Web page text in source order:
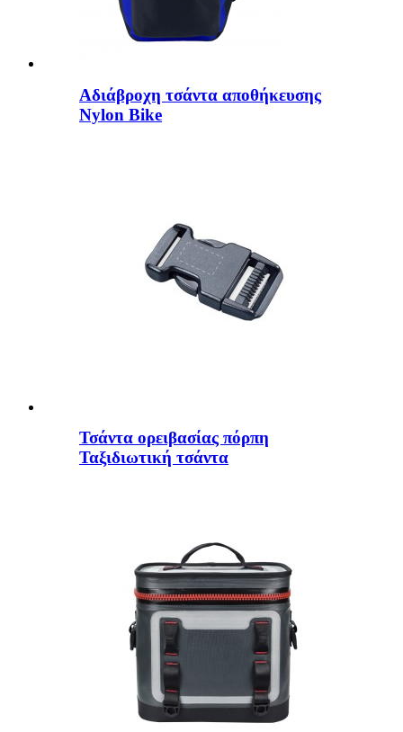
Αδιάβροχη τσάντα αποθήκευσης
Nylon Bike
Τσάντα ορειβασίας πόρπη
Ταξιδιωτική τσάντα